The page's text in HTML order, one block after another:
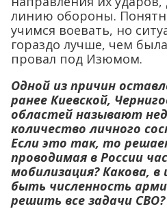
линию обороны.
учимся воевать, но
гораздо лучше, чем
провал под Изюмом.
Одной из причин
ранее Киевской,
областей называют
количество личного
Если это так, то
проводимая в России
мобилизация? Какова,
быть численность
решить все задачи СВО?